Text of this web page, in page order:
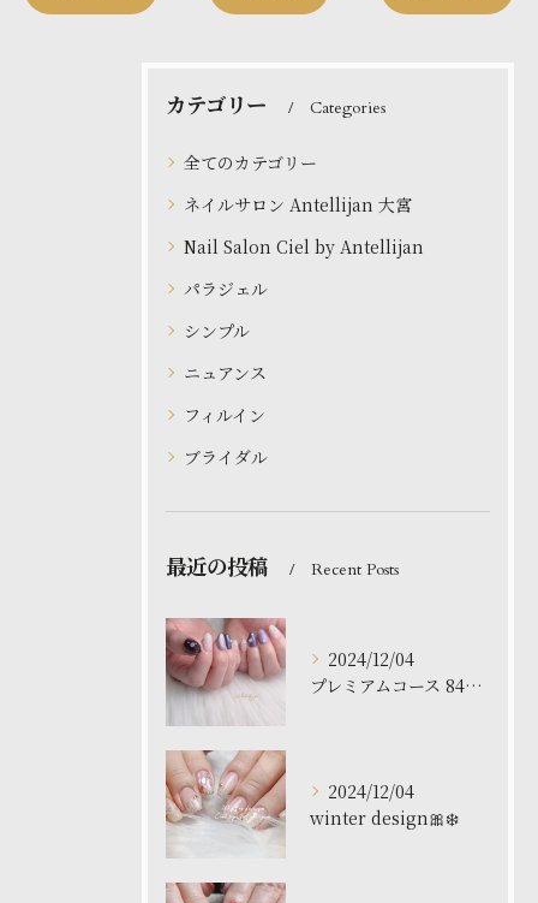
カテゴリー Categories
全てのカテゴリー
ネイルサロン Antellijan 大宮
Nail Salon Ciel by Antellijan
パラジェル
シンプル
ニュアンス
フィルイン
ブライダル
最近の投稿 Recent Posts
2024/12/04
プレミアムコース 8480円
2024/12/04
winter design🎀❄️